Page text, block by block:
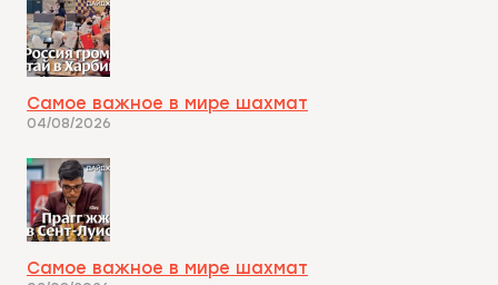
Самое важное в мире шахмат
04/08/2026
Самое важное в мире шахмат